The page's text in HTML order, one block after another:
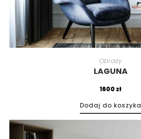
Obrazy
LAGUNA
1600 zł
Dodaj do koszyka